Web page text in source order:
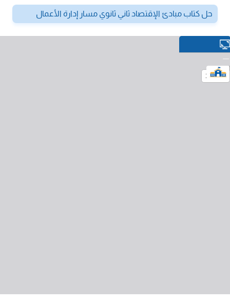
حل كتاب مبادئ الإقتصاد ثاني ثانوي مسار إدارة الأعمال